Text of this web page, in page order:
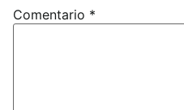
Comentario *